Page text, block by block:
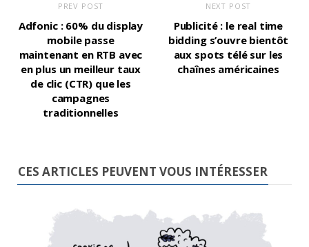
PREV POST
Adfonic : 60% du display
mobile passe
maintenant en RTB avec
en plus un meilleur taux
de clic (CTR) que les
campagnes
traditionnelles
NEXT POST
Publicité : le real time
bidding s’ouvre bientôt
aux spots télé sur les
chaînes américaines
CES ARTICLES PEUVENT VOUS INTÉRESSER